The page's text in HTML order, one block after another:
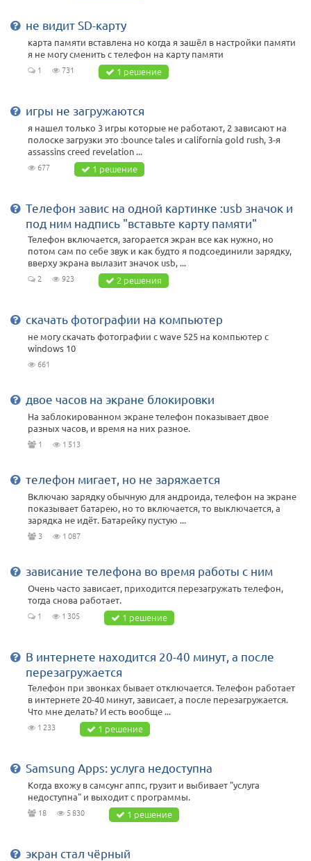
не видит SD-карту
карта памяти вставлена но когда я зашёл в настройки памяти
я не могу сменить с телефон на карту памяти
1 731 1 решение
игры не загружаются
я нашел только 3 игры которые не работают, 2 зависают на
полоске загрузки это :bounce tales и california gold rush, 3-я
assassins creed revelation ...
677 1 решение
Телефон завис на одной картинке :usb значок и
под ним надпись "вставьте карту памяти"
Телефон включается, загорается экран все как нужно, но
потом сам по себе звук и как будто я подсоединили зарядку,
вверху экрана вылазит значок usb, ...
2 923 2 решения
скачать фотографии на компьютер
не могу скачать фотографии с wave 525 на компьютер с
windows 10
661
двое часов на экране блокировки
На заблокированном экране телефон показывает двое
разных часов, и время на них разное.
1 1 513
телефон мигает, но не заряжается
Включаю зарядку обычную для андроида, телефон на экране
показывает батарею, но то включается, то выключается, а
зарядка не идёт. Батарейку пустую ...
3 1 087
зависание телефона во время работы с ним
Очень часто зависает, приходится перезагружать телефон,
тогда снова работает.
1 1 305 1 решение
В интернете находится 20-40 минут, а после
перезагружается
Телефон при звонках бывает отключается. Телефон работает
в интернете 20-40 минут, зависает, а после перезагружается.
Что мне делать? И есть вообще ...
1 233 1 решение
Samsung Apps: услуга недоступна
Когда вхожу в самсунг аппс, грузит и выбивает "услуга
недоступна" и выходит с программы.
18 5 830 1 решение
экран стал чёрный